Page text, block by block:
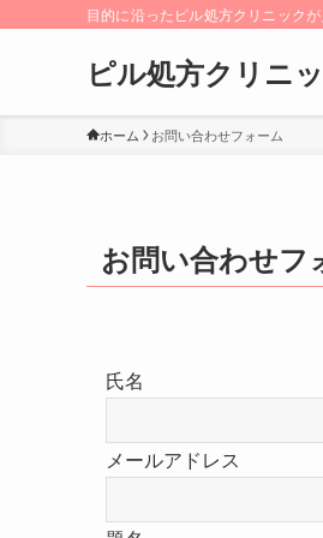
目的に沿ったピル処方クリニックが
ピル処方クリニ
ホーム お問い合わせフォーム
お問い合わせフ
氏名
メールアドレス